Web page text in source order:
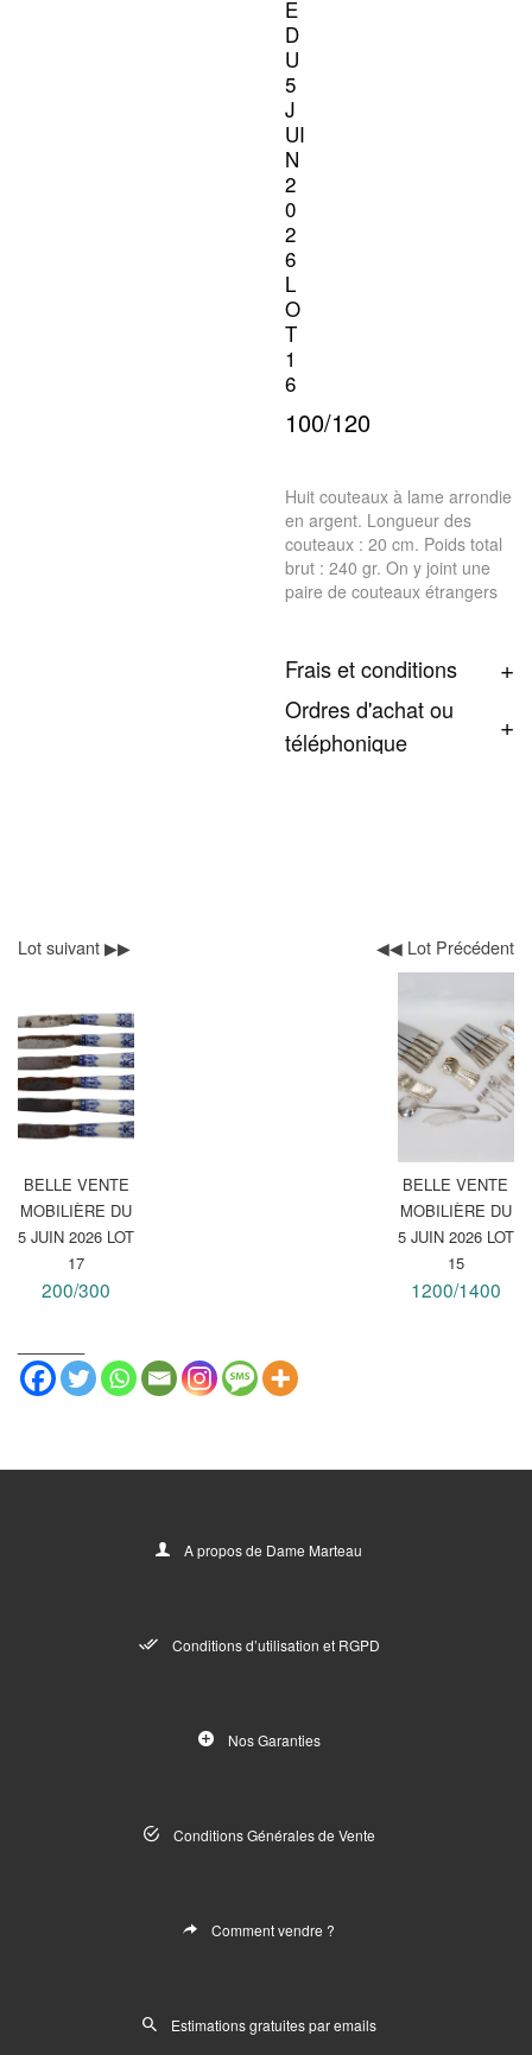
E
D
U
5
J
UI
N
2
0
2
6
L
O
T
1
6
100/120
Huit couteaux à lame arrondie
en argent. Longueur des
couteaux : 20 cm. Poids total
brut : 240 gr. On y joint une
paire de couteaux étrangers
Frais et conditions
Ordres d'achat ou
téléphonique
Lot suivant ▶▶
BELLE VENTE
MOBILIÈRE DU
5 JUIN 2026 LOT
17
200/300
◀◀ Lot Précédent
BELLE VENTE
MOBILIÈRE DU
5 JUIN 2026 LOT
15
1200/1400
A propos de Dame Marteau
Conditions d’utilisation et RGPD
Nos Garanties
Conditions Générales de Vente
Comment vendre ?
Estimations gratuites par emails